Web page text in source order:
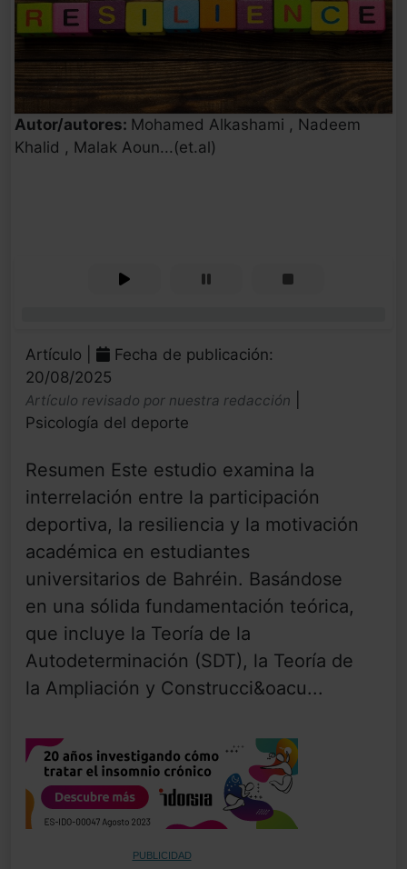
Autor/autores: Mohamed Alkashami , Nadeem
Khalid , Malak Aoun...(et.al)
Artículo |
Fecha de publicación:
20/08/2025
Artículo revisado por nuestra redacción
Psicología del deporte
Resumen Este estudio examina la
interrelación entre la participación
deportiva, la resiliencia y la motivación
académica en estudiantes
universitarios de Bahréin. Basándose
en una sólida fundamentación teórica,
que incluye la Teoría de la
Autodeterminación (SDT), la Teoría de
la Ampliación y Construcci&oacu...
PUBLICIDAD